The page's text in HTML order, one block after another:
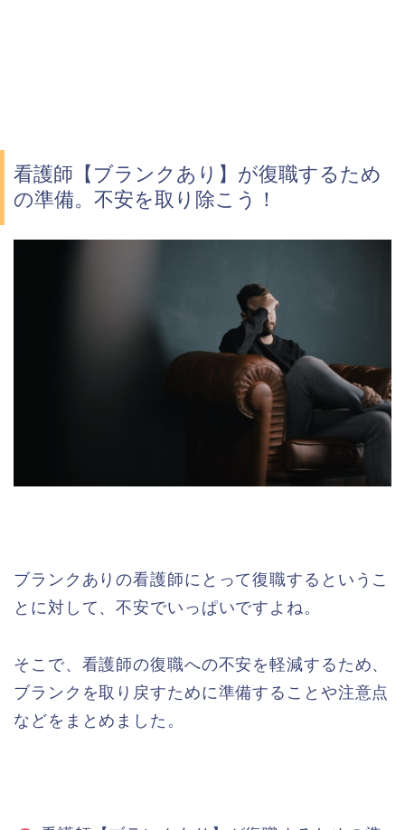
看護師【ブランクあり】が復職するため
の準備。不安を取り除こう！
ブランクありの看護師にとって復職するというこ
とに対して、不安でいっぱいですよね。
そこで、看護師の復職への不安を軽減するため、
ブランクを取り戻すために準備することや注意点
などをまとめました。